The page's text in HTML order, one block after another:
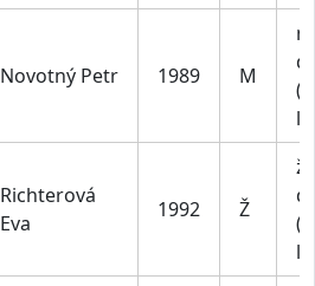
Novotný Petr 1989 M
Richterová
Eva
1992 Ž